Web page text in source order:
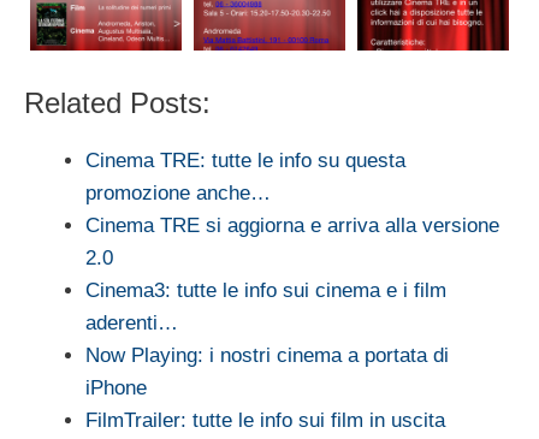
Related Posts:
Cinema TRE: tutte le info su questa
promozione anche…
Cinema TRE si aggiorna e arriva alla versione
2.0
Cinema3: tutte le info sui cinema e i film
aderenti…
Now Playing: i nostri cinema a portata di
iPhone
FilmTrailer: tutte le info sui film in uscita